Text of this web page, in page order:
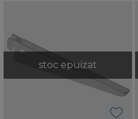
stoc epuizat